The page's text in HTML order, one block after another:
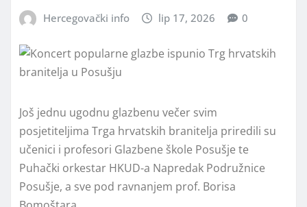
Hercegovački info lip 17, 2026 0
Još jednu ugodnu glazbenu večer svim
posjetiteljima Trga hrvatskih branitelja priredili su
učenici i profesori Glazbene škole Posušje te
Puhački orkestar HKUD-a Napredak Podružnice
Posušje, a sve pod ravnanjem prof. Borisa